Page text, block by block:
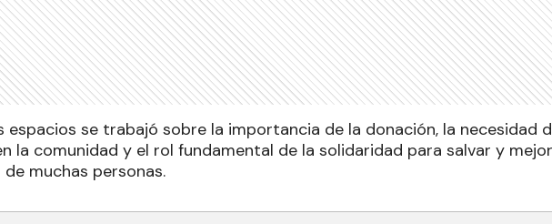
espacios se trabajó sobre la importancia de la donación, la necesidad
la comunidad y el rol fundamental de la solidaridad para salvar y
muchas personas.